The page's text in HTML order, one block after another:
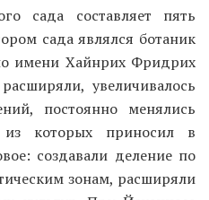
сада составляет пять
сада являлся ботаник
имени Хайнрих Фридрих
увеличивалось
постоянно менялись
из которых приносил в
создавали деление по
зонам, расширяли